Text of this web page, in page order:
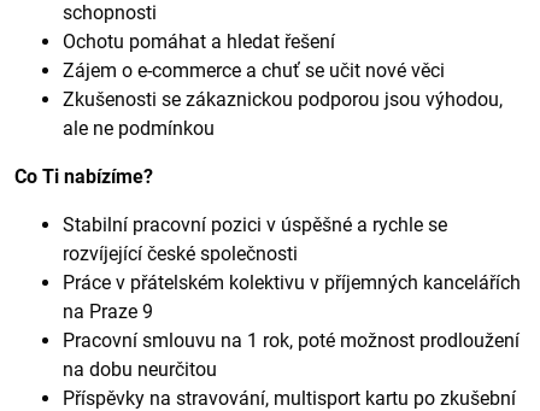
schopnosti
Ochotu pomáhat a hledat řešení
Zájem o e-commerce a chuť se učit nové věci
Zkušenosti se zákaznickou podporou jsou výhodou,
ale ne podmínkou
Co Ti nabízíme?
Stabilní pracovní pozici v úspěšné a rychle se
rozvíjející české společnosti
Práce v přátelském kolektivu v příjemných kancelářích
na Praze 9
Pracovní smlouvu na 1 rok, poté možnost prodloužení
na dobu neurčitou
Příspěvky na stravování, multisport kartu po zkušební